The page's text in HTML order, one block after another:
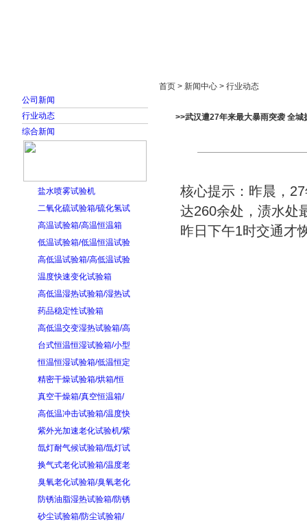
公司新闻
行业动态
综合新闻
盐水喷雾试验机
二氧化硫试验箱/硫化氢试
高温试验箱/高温恒温箱
低温试验箱/低温恒温试验
高低温试验箱/高低温试验
温度快速变化试验箱
高低温湿热试验箱/湿热试
药品稳定性试验箱
高低温交变湿热试验箱/高
台式恒温恒湿试验箱/小型
恒温恒湿试验箱/低温恒定
精密干燥试验箱/烘箱/恒
真空干燥箱/真空恒温箱/
高低温冲击试验箱/温度快
紫外光加速老化试验机/紫
氙灯耐气候试验箱/氙灯试
换气式老化试验箱/温度老
臭氧老化试验箱/臭氧老化
防锈油脂湿热试验箱/防锈
砂尘试验箱/防尘试验箱/
首页 > 新闻中心 > 行业动态
>>武汉遭27年来最大暴雨突袭 全城
核心提示：昨晨，
达260余处，渍水处
昨日下午1时交通才